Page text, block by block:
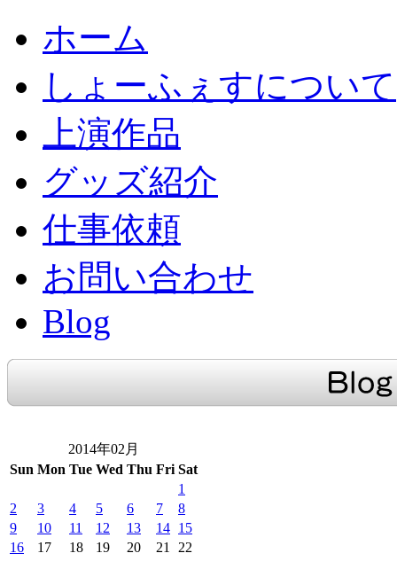
ホーム
しょーふぇすについて
上演作品
グッズ紹介
仕事依頼
お問い合わせ
Blog
2014年02月
Sun Mon Tue Wed Thu Fri Sat
1
2
3 4 5 6 7
8
9
10 11 12 13 14 15
16
17 18 19 20 21
22